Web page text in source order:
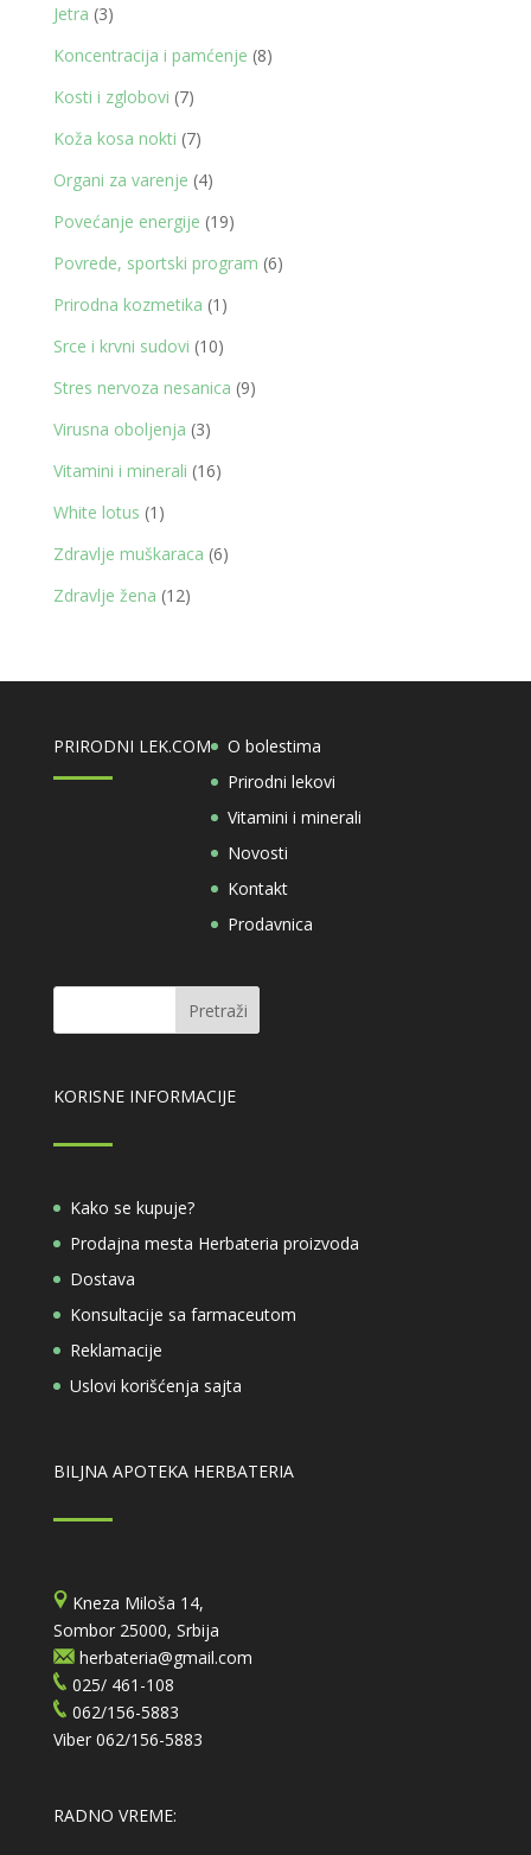
Jetra 33
proizvoda
Koncentracija i pamćenje 88
Kosti i zglobovi 77
proizvoda
Koža kosa nokti 77
proizvoda
Organi za varenje 44
proizvoda
Povećanje energije 1919
proizvoda
Povrede, sportski program 66
Prirodna kozmetika 1 1
proizvod
Srce i krvni sudovi 1010
proizvoda
Stres nervoza nesanica 99
Virusna oboljenja 33
proizvoda
Vitamini i minerali 1616
White lotus 1 1
proizvod
Zdravlje muškaraca 66
Zdravlje žena 1212
PRIRODNI LEK.COM
O bolestima
Prirodni lekovi
Vitamini i minerali
Novosti
Kontakt
Prodavnica
KORISNE INFORMACIJE
Kako se kupuje?
Prodajna mesta Herbateria proizvoda
Dostava
Konsultacije sa farmaceutom
Reklamacije
Uslovi korišćenja sajta
BILJNA APOTEKA HERBATERIA
Kneza Miloša 14,
Sombor 25000, Srbija
herbateria@gmail.com
025/ 461-108
062/156-5883
Viber 062/156-5883
RADNO VREME: